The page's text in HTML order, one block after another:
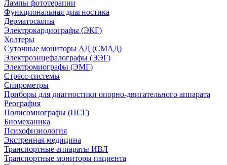
Лампы фототерапии
Функциональная диагностика
Дерматоскопы
Электрокардиографы (ЭКГ)
Холтеры
Суточные мониторы АД (СМАД)
Электроэнцефалографы (ЭЭГ)
Электромиографы (ЭМГ)
Стресс-системы
Спирометры
Приборы для диагностики опорно-двигательного аппарата
Реография
Полисомнографы (ПСГ)
Биомеханика
Психофизиология
Экстренная медицина
Транспортные аппараты ИВЛ
Транспортные мониторы пациента